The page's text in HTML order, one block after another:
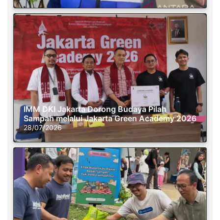
IMM DKI Jakarta Dorong Budaya Pilah
Sampah melalui Jakarta Green Academy 2026
28/07/2026